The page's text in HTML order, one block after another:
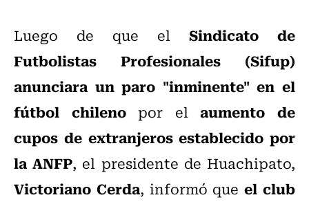
Luego de que el Sindicato de
Futbolistas Profesionales (Sifup)
anunciara un paro "inminente" en el
fútbol chilenopor elaumento de
cupos de extranjeros establecido por
la ANFP, el presidente de Huachipato,
Victoriano Cerda, informó queel club